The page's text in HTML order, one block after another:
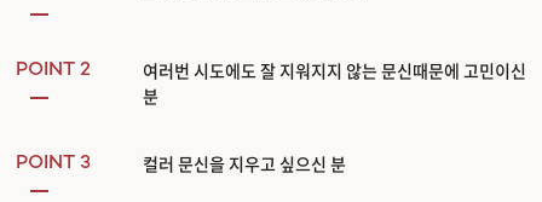
POINT 2
여러번 시도에도 잘 지워지지 않는 문신때문에 고민이신
분
POINT 3 컬러 문신을 지우고 싶으신 분